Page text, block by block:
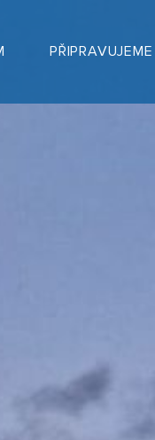
PŘIPRAVUJEME